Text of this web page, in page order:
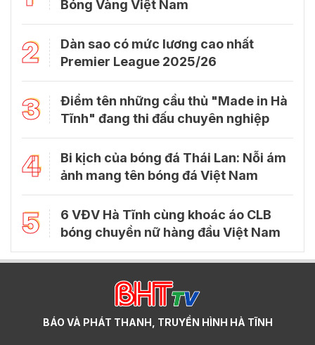
Bóng Vàng Việt Nam
2
Dàn sao có mức lương cao nhất
Premier League 2025/26
3
Điểm tên những cầu thủ "Made in Hà
Tĩnh" đang thi đấu chuyên nghiệp
4
Bi kịch của bóng đá Thái Lan: Nỗi ám
ảnh mang tên bóng đá Việt Nam
5
6 VĐV Hà Tĩnh cùng khoác áo CLB
bóng chuyền nữ hàng đầu Việt Nam
BÁO VÀ PHÁT THANH, TRUYỀN HÌNH HÀ TĨNH